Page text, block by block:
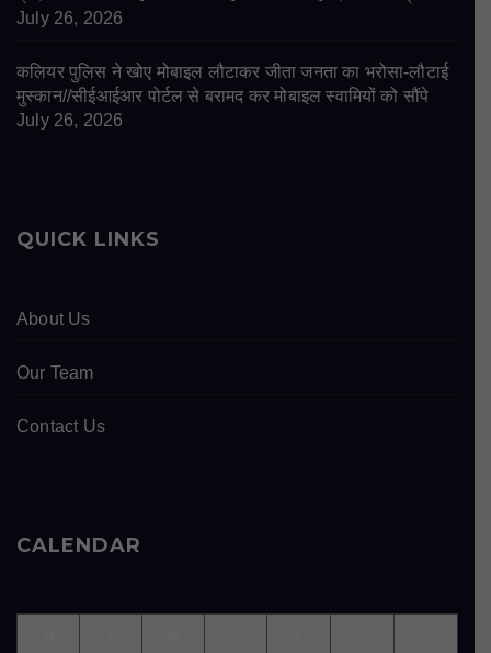
July 26, 2026
कलियर पुलिस ने खोए मोबाइल लौटाकर जीता जनता का भरोसा-लौटाई
मुस्कान//सीईआईआर पोर्टल से बरामद कर मोबाइल स्वामियों को सौंपे
July 26, 2026
QUICK LINKS
About Us
Our Team
Contact Us
CALENDAR